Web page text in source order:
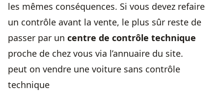
les mêmes conséquences. Si vous devez refaire
un contrôle avant la vente, le plus sûr reste de
passer par un centre de contrôle technique
proche de chez vous via l’annuaire du site.
peut on vendre une voiture sans contrôle
technique